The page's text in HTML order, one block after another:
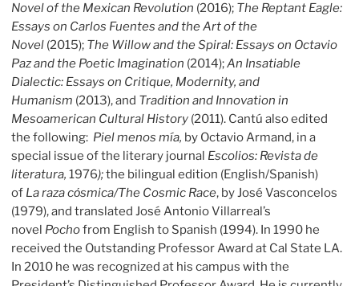
Novel of the Mexican Revolution (2016); The Reptant Eagle:
Essays on Carlos Fuentes and the Art of the
Novel (2015); The Willow and the Spiral: Essays on Octavio
Paz and the Poetic Imagination (2014);An Insatiable
Dialectic: Essays on Critique, Modernity, and
Humanism (2013), and Tradition and Innovation in
Mesoamerican Cultural History (2011). Cantú also edited
the following: Piel menos mía, by Octavio Armand, in a
special issue of the literary journal Escolios: Revista de
literatura, 1976);the bilingual edition (English/Spanish)
of La raza cόsmica/The Cosmic Race, by José Vasconcelos
(1979), and translated José Antonio Villarreal’s
novel Pochofrom English to Spanish (1994). In 1990 he
received the Outstanding Professor Award at Cal State LA.
In 2010 he was recognized at his campus with the